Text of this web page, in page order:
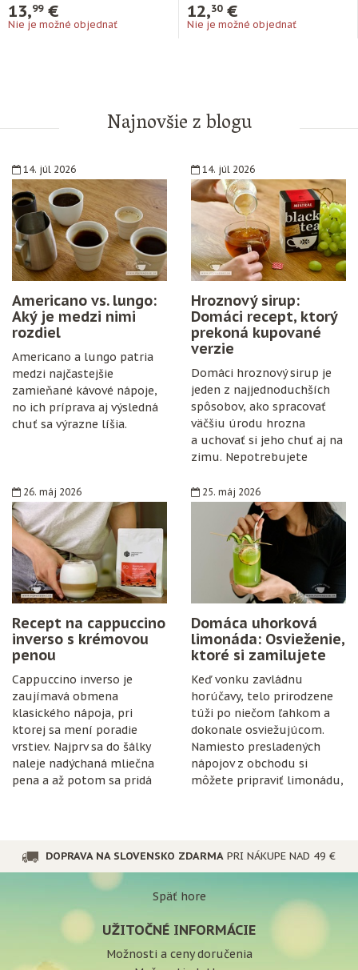
13,99€
Nie je možné objednať
12,30€
Nie je možné objednať
Najnovšie z blogu
14. júl 2026
Americano vs. lungo:
Aký je medzi nimi
rozdiel
Americano a lungo patria
medzi najčastejšie
zamieňané kávové nápoje,
no ich príprava aj výsledná
chuť sa výrazne líšia.
14. júl 2026
Hroznový sirup:
Domáci recept, ktorý
prekoná kupované
verzie
Domáci hroznový sirup je
jeden z najjednoduchších
spôsobov, ako spracovať
väčšiu úrodu hrozna
a uchovať si jeho chuť aj na
zimu. Nepotrebujete
konzervanty ani zložitý
postup. Stačí zrelé hrozno,
cukor, citrón, čisté fľaše
a trochu trpezlivosti.
26. máj 2026
Recept na cappuccino
inverso s krémovou
penou
Cappuccino inverso je
zaujímavá obmena
klasického nápoja, pri
ktorej sa mení poradie
vrstiev. Najprv sa do šálky
naleje nadýchaná mliečna
pena a až potom sa pridá
25. máj 2026
Domáca uhorková
limonáda: Osvieženie,
ktoré si zamilujete
Keď vonku zavládnu
horúčavy, telo prirodzene
túži po niečom ľahkom a
dokonale osviežujúcom.
Namiesto presladených
nápojov z obchodu si
môžete pripraviť limonádu,
DOPRAVA NA SLOVENSKO ZDARMA PRI NÁKUPE NAD 49 €
Späť hore
UŽITOČNÉ INFORMÁCIE
Možnosti a ceny doručenia